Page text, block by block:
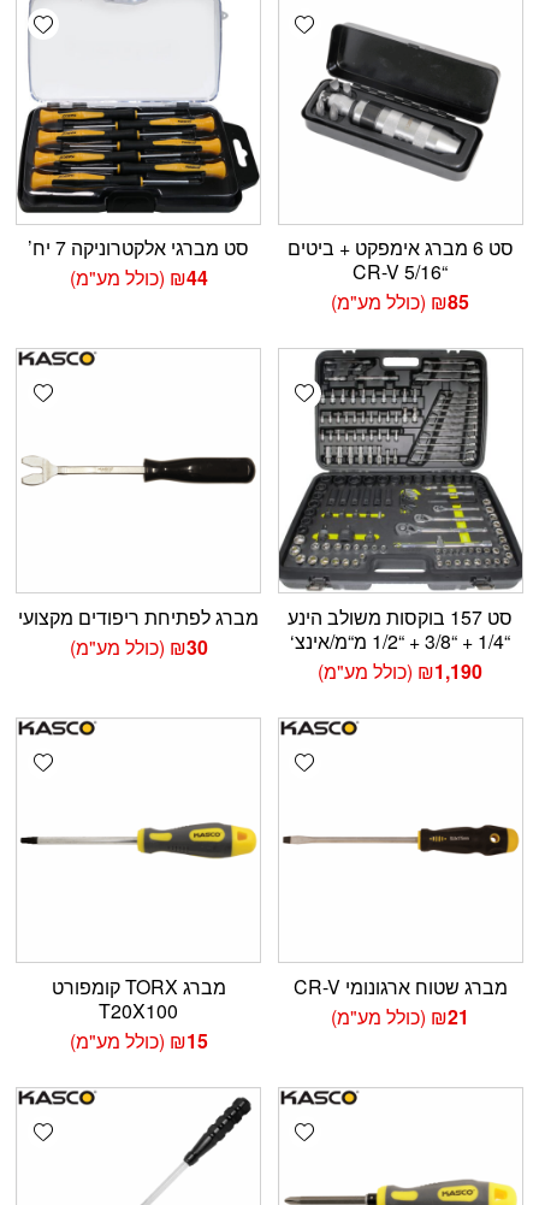
Add wishlist
סט 6 מברג אימפקט + ביטים
“5/16 CR-V
₪85 (כולל מע"מ)
סט מברגי אלקטרוניקה 7 יח’
₪44 (כולל מע"מ)
Add wishlist
סט 157 בוקסות משולב הינע
“1/4 + “3/8 + “1/2 מ“מ/אינצ‘
₪1,190 (כולל מע"מ)
מברג לפתיחת ריפודים מקצועי
₪30 (כולל מע"מ)
Add wishlist
מברג שטוח ארגונומי CR-V
₪21 (כולל מע"מ)
מברג TORX קומפורט
T20X100
₪15 (כולל מע"מ)
Add wishlist